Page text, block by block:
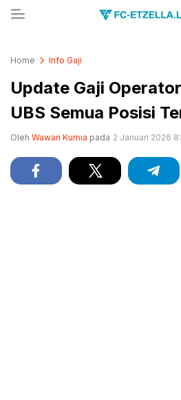
Home Info Gaji
Update Gaji
UBS Semua Posisi
Oleh Wawan Kurnia pada 2 Januari 2026